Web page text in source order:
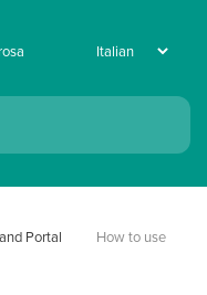
Portal
How to use